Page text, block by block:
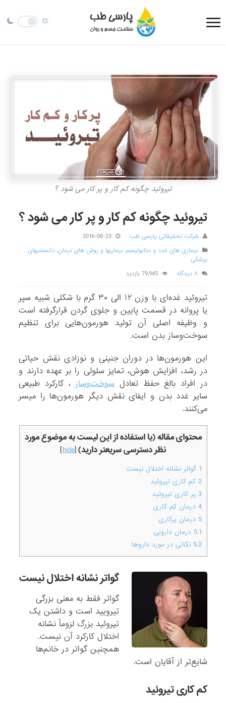
تیروئید چگونه کم کار و پر کار می شود ؟
تیروئید چگونه کم کار و پر کار می شود ؟
شرکت تحقیقاتی پارسی طب
2016-08-23
بیماری های غدد و متابولیسم,بیماریها و روش های درمان,دانستنیهای
پزشکی
۸ دیدگاه
79,945 بازدید
تیروئید غده‌ای با وزن ۱۲ الی ۳۰ گرم با شکلی شبیه سپر
یا پروانه در قسمت پایین و جلوی گردن قرارگرفته است
و وظیفه اصلی آن تولید هورمون‌هایی برای تنظیم
سوخت‌وساز بدن است.
این هورمون‌ها در دوران جنینی و نوزادی نقش حیاتی
در رشد، افزایش هوش، تمایز سلولی را بر عهده دارند و
در افراد بالغ حفظ تعادلسوخت‌وساز ، کارکرد طبیعی
سایر غدد بدن و ایفای نقش دیگر هورمون‌ها را میسر
می‌کنند.
محتوای مقاله (با استفاده از این لیست به موضوع مورد
نظر دسترسی سریعتر دارید)[
hide
]
1 گواتر نشانه اختلال نیست
2 کم کاری تیروئید
3 پر کاری تیروئید
4 درمان کم کاری
5 درمان پرکاری
5.1 درمان دارویی
5.2 نکاتی در مورد داروها
گواتر نشانه اختلال نیست
گواتر فقط به معنی بزرگی
تیرویید است و داشتن یک
تیروئید بزرگ لزوماً نشانه
اختلال کارکرد آن نیست.
همچنین گواتر در خانم‌ها
شایع‌تر از آقایان است.
کم کاری تیروئید